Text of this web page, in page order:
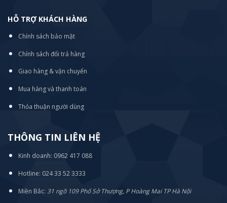
HỖ TRỢ KHÁCH HÀNG
Chính sách bảo mật
Chính sách đổi trả hàng
Giao hàng & vận chuyển
Mua hàng và thanh toán
Thỏa thuận người dùng
THÔNG TIN LIÊN HỆ
Kinh doanh: 0962 417 088
Hotline: 024 33 52 3333
Miền Bắc: 31 ngõ 109 Phố Sở Thượng, P Hoàng Mai TP Hà Nội